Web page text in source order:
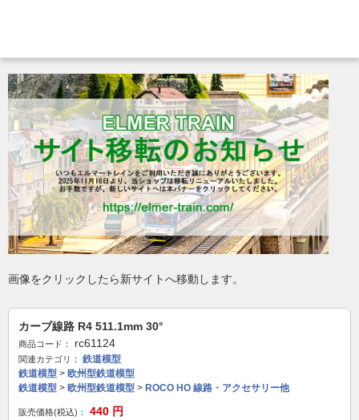
画像をクリックしたら新サイトへ移動します。
カーブ線路 R4 511.1mm 30°
商品コード： rc61124
関連カテゴリ：
鉄道模型
鉄道模型 > 欧州型鉄道模型
鉄道模型 > 欧州型鉄道模型 > ROCO HO 線路・アクセサリー他
販売価格(税込)： 440 円